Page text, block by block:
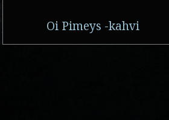
Oi Pimeys -kahvi